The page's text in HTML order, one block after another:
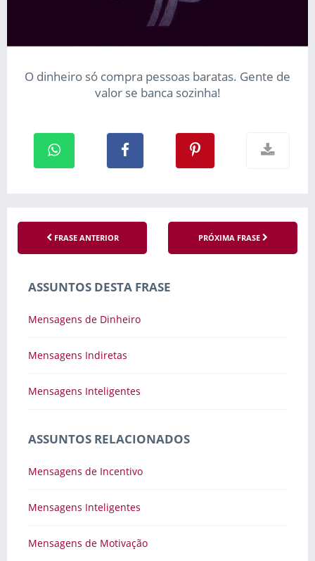
O dinheiro só compra pessoas baratas. Gente de
valor se banca sozinha!
FRASE ANTERIOR PRÓXIMA FRASE
ASSUNTOS DESTA FRASE
Mensagens de Dinheiro
Mensagens Indiretas
Mensagens Inteligentes
ASSUNTOS RELACIONADOS
Mensagens de Incentivo
Mensagens Inteligentes
Mensagens de Motivação